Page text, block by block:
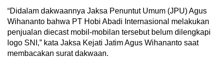
“Didalam dakwaannya Jaksa Penuntut Umum (JPU) Agus
Wihananto bahwa PT Hobi Abadi Internasional melakukan
penjualan diecast mobil-mobilan tersebut belum dilengkapi
logo SNI,” kata Jaksa Kejati Jatim Agus Wihananto saat
membacakan surat dakwaan.